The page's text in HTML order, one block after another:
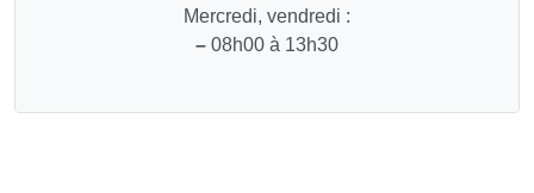
Mercredi, vendredi :
– 08h00 à 13h30